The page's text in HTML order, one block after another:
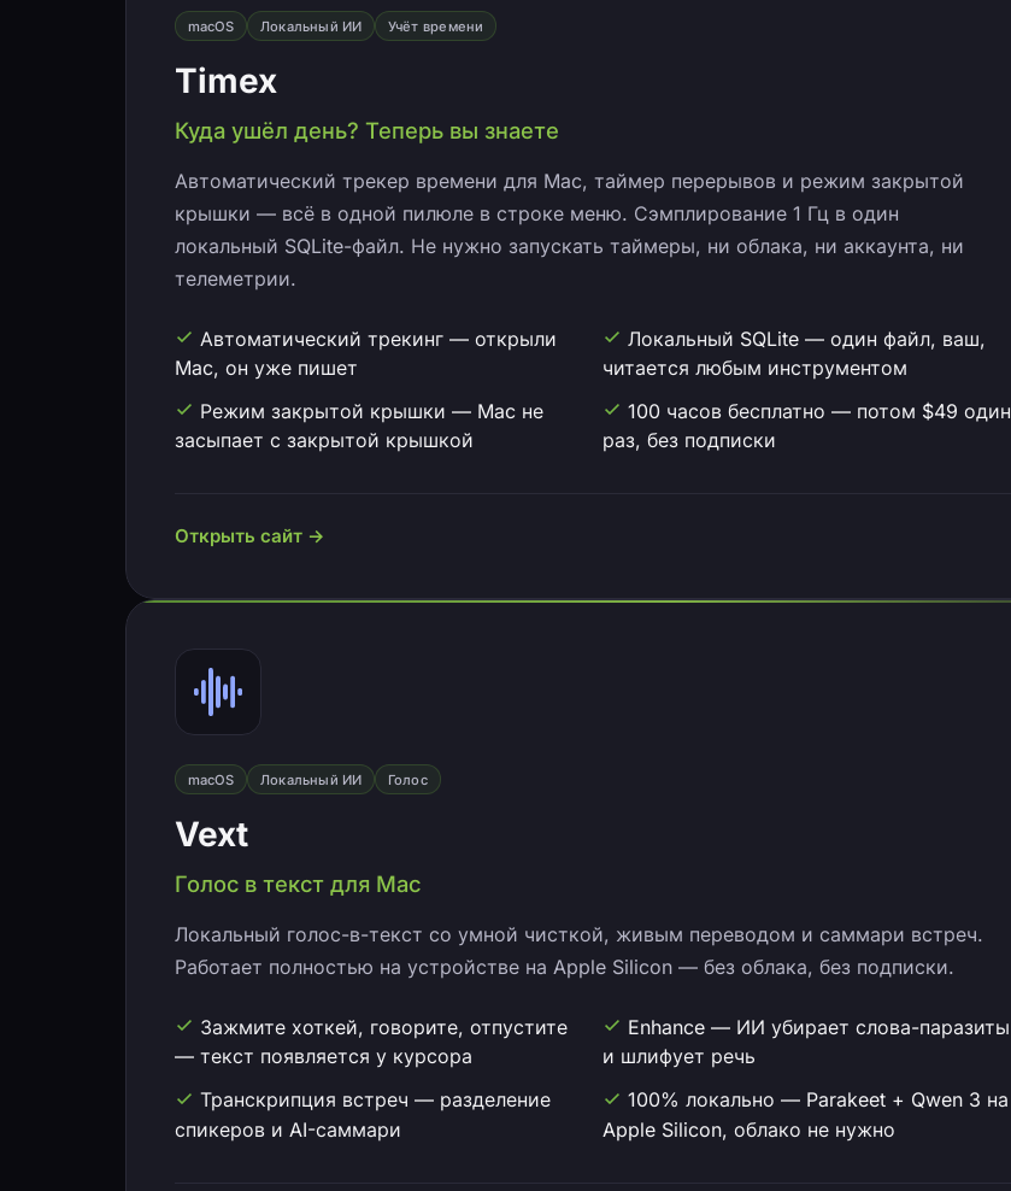
macOS Локальный ИИ Учёт времени
Timex
Куда ушёл день? Теперь вы знаете
Автоматический трекер времени для Mac, таймер перерывов и режим закрытой
крышки — всё в одной пилюле в строке меню. Сэмплирование 1 Гц в один
локальный SQLite-файл. Не нужно запускать таймеры, ни облака, ни аккаунта, ни
телеметрии.
Автоматический трекинг — открыли
Mac, он уже пишет
Локальный SQLite — один файл, ваш,
читается любым инструментом
Режим закрытой крышки — Mac не
засыпает с закрытой крышкой
100 часов бесплатно — потом $49 один
раз, без подписки
Открыть сайт →
macOS Локальный ИИ Голос
Vext
Голос в текст для Mac
Локальный голос-в-текст со умной чисткой, живым переводом и саммари встреч.
Работает полностью на устройстве на Apple Silicon — без облака, без подписки.
Зажмите хоткей, говорите, отпустите
— текст появляется у курсора
Enhance — ИИ убирает слова-паразиты
и шлифует речь
Транскрипция встреч — разделение
спикеров и AI-саммари
100% локально — Parakeet + Qwen 3 на
Apple Silicon, облако не нужно